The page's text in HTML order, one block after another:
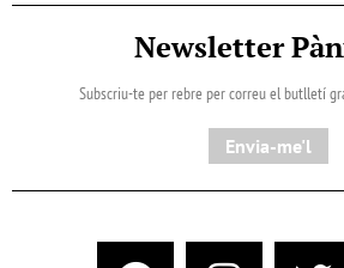
Newsletter
Subscriu-te per rebre per correu el butlletí
Envia-me'l